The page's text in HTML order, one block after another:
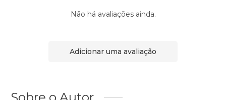
Não há avaliações ainda.
Adicionar uma avaliação